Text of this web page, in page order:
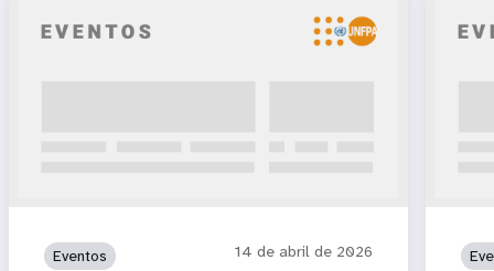
Eventos 14 de abril de 2026